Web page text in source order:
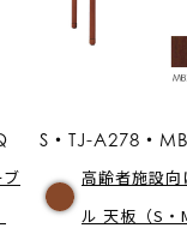
S・TJ-A278・
高齢者施設向
ル 天板（S・